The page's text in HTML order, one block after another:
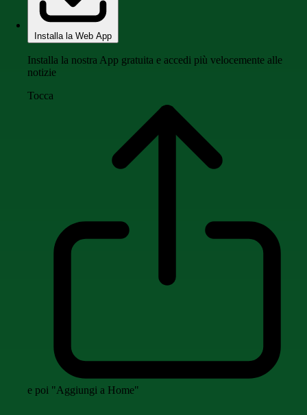
Installa la Web App
Installa la nostra App gratuita e accedi più velocemente alle
notizie
Tocca
e poi "Aggiungi a Home"